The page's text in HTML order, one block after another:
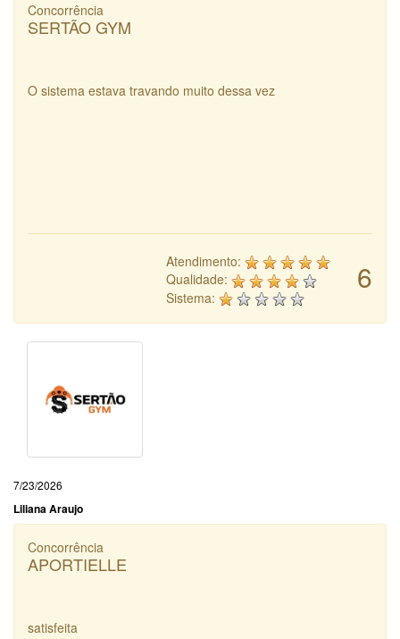
Concorrência
SERTÃO GYM
O sistema estava travando muito dessa vez
6
Atendimento:
Qualidade:
Sistema:
7/23/2026
Liliana Araujo
Concorrência
APORTIELLE
satisfeita